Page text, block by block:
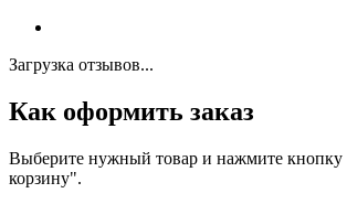
Загрузка отзывов...
Как оформить заказ
Выберите нужный товар и нажмите кнопку
корзину".